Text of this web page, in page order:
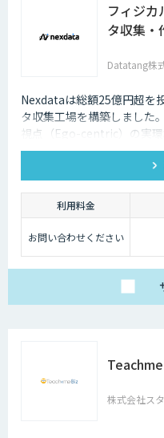
フィジカ
タ収集・
Datatang株
Nexdataは総額25億円超を
タ収集工場を構築しました
視点（Ego-centric）の実
ら、環境認識・意思決定・
トまで、フィジカルAI開発
ーションを提供いたします
利用料金
お問い合わせください
株式会社ス